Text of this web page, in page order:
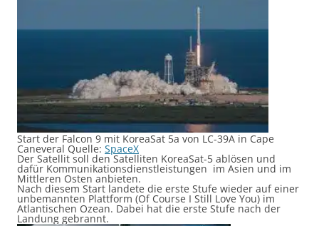
Start der Falcon 9 mit KoreaSat 5a von LC-39A in Cape
Caneveral Quelle: SpaceX
Der Satellit soll den Satelliten KoreaSat-5 ablösen und
dafür Kommunikationsdienstleistungen im Asien und im
Mittleren Osten anbieten.
Nach diesem Start landete die erste Stufe wieder auf einer
unbemannten Plattform (Of Course I Still Love You) im
Atlantischen Ozean. Dabei hat die erste Stufe nach der
Landung gebrannt.